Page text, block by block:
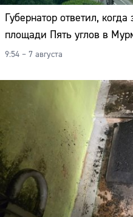
Губернатор ответил,
площади Пять углов в
9:54 – 7 августа